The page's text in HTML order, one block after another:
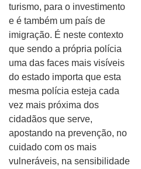
turismo, para o investimento
e é também um país de
imigração. É neste contexto
que sendo a própria polícia
uma das faces mais visíveis
do estado importa que esta
mesma polícia esteja cada
vez mais próxima dos
cidadãos que serve,
apostando na prevenção, no
cuidado com os mais
vulneráveis, na sensibilidade